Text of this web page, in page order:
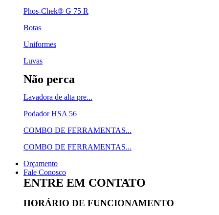
Phos-Chek® G 75 R
Botas
Uniformes
Luvas
Não perca
Lavadora de alta pre...
Podador HSA 56
COMBO DE FERRAMENTAS...
COMBO DE FERRAMENTAS...
Orçamento
Fale Conosco
ENTRE EM CONTATO
HORÁRIO DE FUNCIONAMENTO